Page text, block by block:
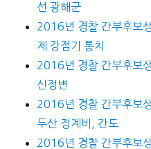
선 광해군
2016년 경찰 간부후보
제 강점기 통치
2016년 경찰 간부후보
신정변
2016년 경찰 간부후보
두산 정계비, 간도
2016년 경찰 간부후보